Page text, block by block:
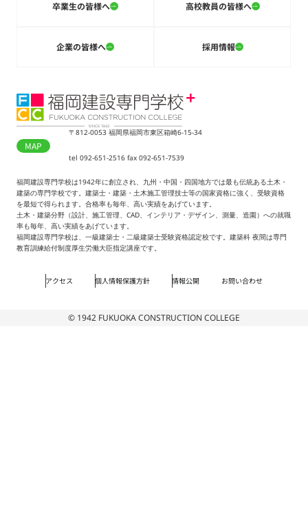
卒業生の皆様へ 高校教員の皆様へ
企業の皆様へ 採用情報
〒812-0053 福岡県福岡市東区箱崎6-15-34
MAP
tel 092-651-2516 fax 092-651-7539
福岡建設専門学校は1942年に創立され、九州・中国・四国地方では最も伝統ある土木・
建築の専門学校です。建築士・建築・土木施工管理技士等の国家資格に強く、受験資格
を最短で得られます。合格率も毎年、高い実績をあげています。
土木・建築分野（設計、施工管理、CAD、インテリア・デザイン、測量、造園）への就職
率も毎年、高い実績をあげています。
福岡建設専門学校は、一級建築士・二級建築士受験資格認定校です。建築科 夜間は専門
教育訓練給付制度厚生労働大臣指定講座です。
アクセス 個人情報保護方針 情報公開 お問い合わせ
© 1942 FUKUOKA CONSTRUCTION COLLEGE